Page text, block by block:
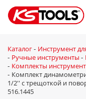
Каталог - Инструмент
- Ручные инструменты -
- Комплекты
- Комплект
1/2'' с трещоткой и
516.1445